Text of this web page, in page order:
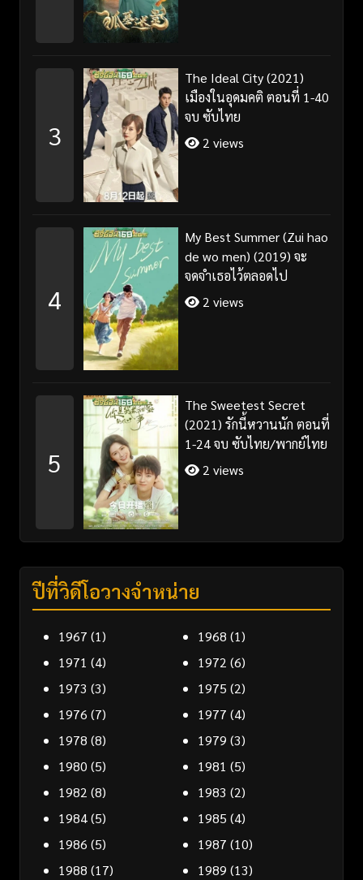
3
The Ideal City (2021)
เมืองในอุดมคติ ตอนที่ 1-40
จบ ซับไทย
2 views
4
My Best Summer (Zui hao
de wo men) (2019) จะ
จดจำเธอไว้ตลอดไป
2 views
5
The Sweetest Secret
(2021) รักนี้หวานนัก ตอนที่
1-24 จบ ซับไทย/พากย์ไทย
2 views
ปีที่วิดีโอวางจำหน่าย
1967 (1) 1968 (1)
1971 (4) 1972 (6)
1973 (3) 1975 (2)
1976 (7) 1977 (4)
1978 (8) 1979 (3)
1980 (5) 1981 (5)
1982 (8) 1983 (2)
1984(5) 1985 (4)
1986 (5) 1987 (10)
1988 (17) 1989 (13)